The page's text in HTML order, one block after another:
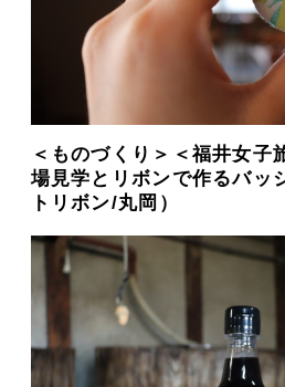
＜ものづくり＞＜福井女子
場見学とリボンで作るバッ
トリボン/丸岡）